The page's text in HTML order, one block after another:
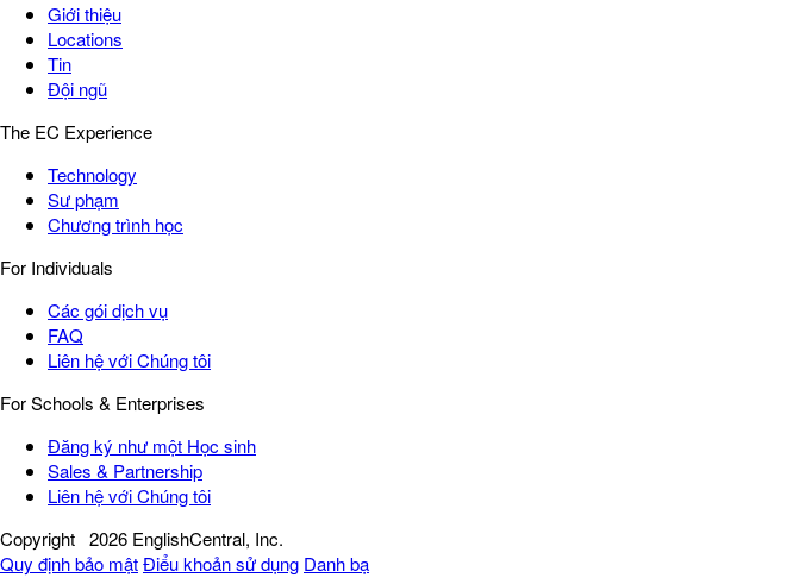
Giới thiệu
Locations
Tin
Đội ngũ
The EC Experience
Technology
Sư phạm
Chương trình học
For Individuals
Các gói dịch vụ
FAQ
Liên hệ với Chúng tôi
For Schools & Enterprises
Đăng ký như một Học sinh
Sales & Partnership
Liên hệ với Chúng tôi
Copyright 2026 EnglishCentral, Inc.
Quy định bảo mậtĐiểu khoản sử dụng Danh bạ